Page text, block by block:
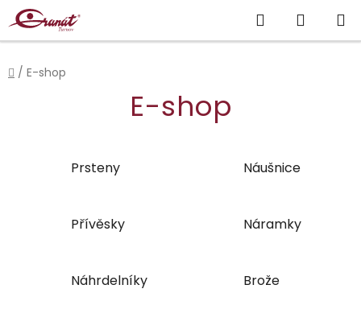
Přejít
na
obsah
Hledat
KOŠÍK
Domů
/ E-shop
E-shop
Prsteny Náušnice
Přívěsky Náramky
Náhrdelníky Brože